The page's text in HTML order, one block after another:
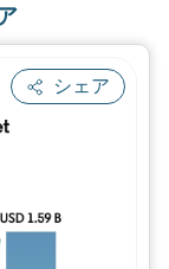
シェア